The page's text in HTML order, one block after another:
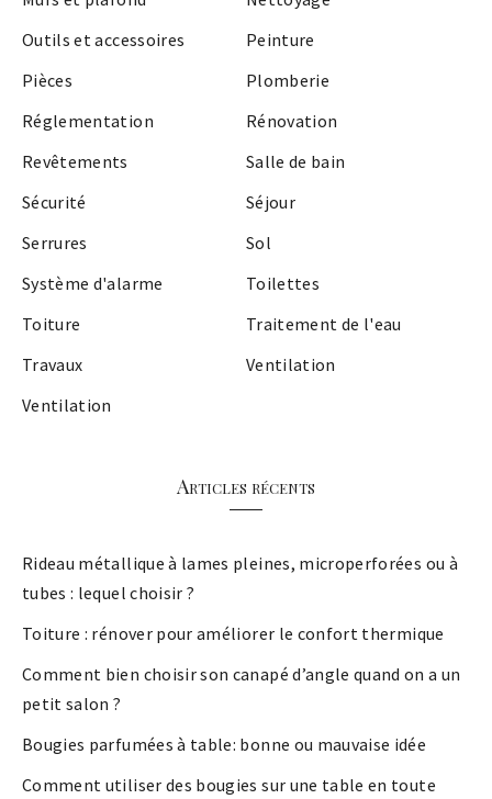
Outils et accessoires
Peinture
Pièces
Plomberie
Réglementation
Rénovation
Revêtements
Salle de bain
Sécurité
Séjour
Serrures
Sol
Système d'alarme
Toilettes
Toiture
Traitement de l'eau
Travaux
Ventilation
Ventilation
Articles récents
Rideau métallique à lames pleines, microperforées ou à
tubes : lequel choisir ?
Toiture : rénover pour améliorer le confort thermique
Comment bien choisir son canapé d’angle quand on a un
petit salon ?
Bougies parfumées à table: bonne ou mauvaise idée
Comment utiliser des bougies sur une table en toute